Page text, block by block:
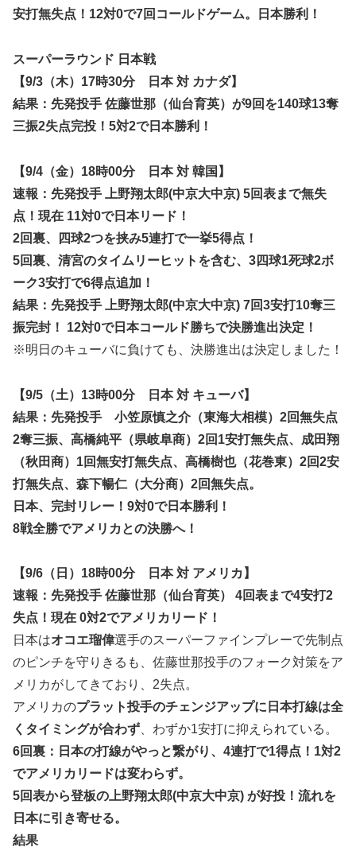
安打無失点！12対0で7回コールドゲーム。日本勝利！
スーパーラウンド 日本戦
【9/3（木）17時30分 日本 対 カナダ】
結果 ：先発投手 佐藤世那（仙台育英）が9回を140球13奪
三振2失点完投！5対2で日本勝利！
【9/4（金）18時00分 日本 対 韓国】
速報 ：先発投手 上野翔太郎(中京大中京) 5回表まで無失
点！現在 11対0で日本リード！
2回裏、四球2つを挟み5連打で一挙5得点！
5回裏、清宮のタイムリーヒットを含む、3四球1死球2ボ
ーク3安打で6得点追加！
結果 ：先発投手 上野翔太郎(中京大中京) 7回3安打10奪三
振完封！ 12対0で日本コールド勝ちで決勝進出決定！
※明日のキューバに負けても、決勝進出は決定しました！
【9/5（土）13時00分 日本 対 キューバ】
結果 ：先発投手 小笠原慎之介（東海大相模）2回無失点
2奪三振、高橋純平（県岐阜商）2回1安打無失点、成田翔
（秋田商）1回無安打無失点、高橋樹也（花巻東）2回2安
打無失点、森下暢仁（大分商）2回無失点。
日本、完封リレー！9対0で日本勝利！
8戦全勝でアメリカとの決勝へ！
【9/6（日）18時00分 日本 対 アメリカ】
速報 ：先発投手 佐藤世那（仙台育英） 4回表まで4安打2
失点！現在 0対2でアメリカリード！
日本はオコエ瑠偉選手のスーパーファインプレーで先制点
のピンチを守りきるも、佐藤世那投手のフォーク対策をア
メリカがしてきており、 2失点。
アメリカのプラット投手のチェンジアップに日本打線は全
くタイミングが合わず、わずか1安打に抑えられている。
6回裏：日本の打線がやっと繋がり、4連打で1得点！1対2
でアメリカリードは変わらず。
5回表から登板の上野翔太郎(中京大中京) が好投！流れを
日本に引き寄せる。
結果